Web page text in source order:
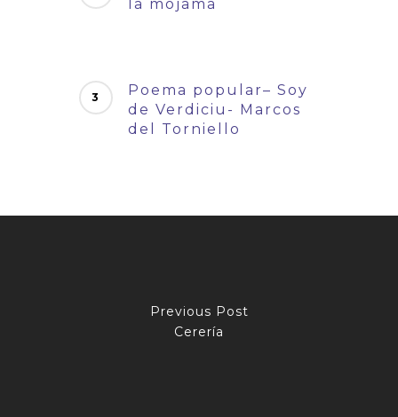
la mojama
Poema popular– Soy
de Verdiciu- Marcos
del Torniello
Previous Post
Cerería